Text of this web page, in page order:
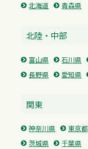
北海道 青森県
北陸・中部
富山県 石川県
長野県
愛知県
関東
神奈川県 東京都
茨城県
千葉県